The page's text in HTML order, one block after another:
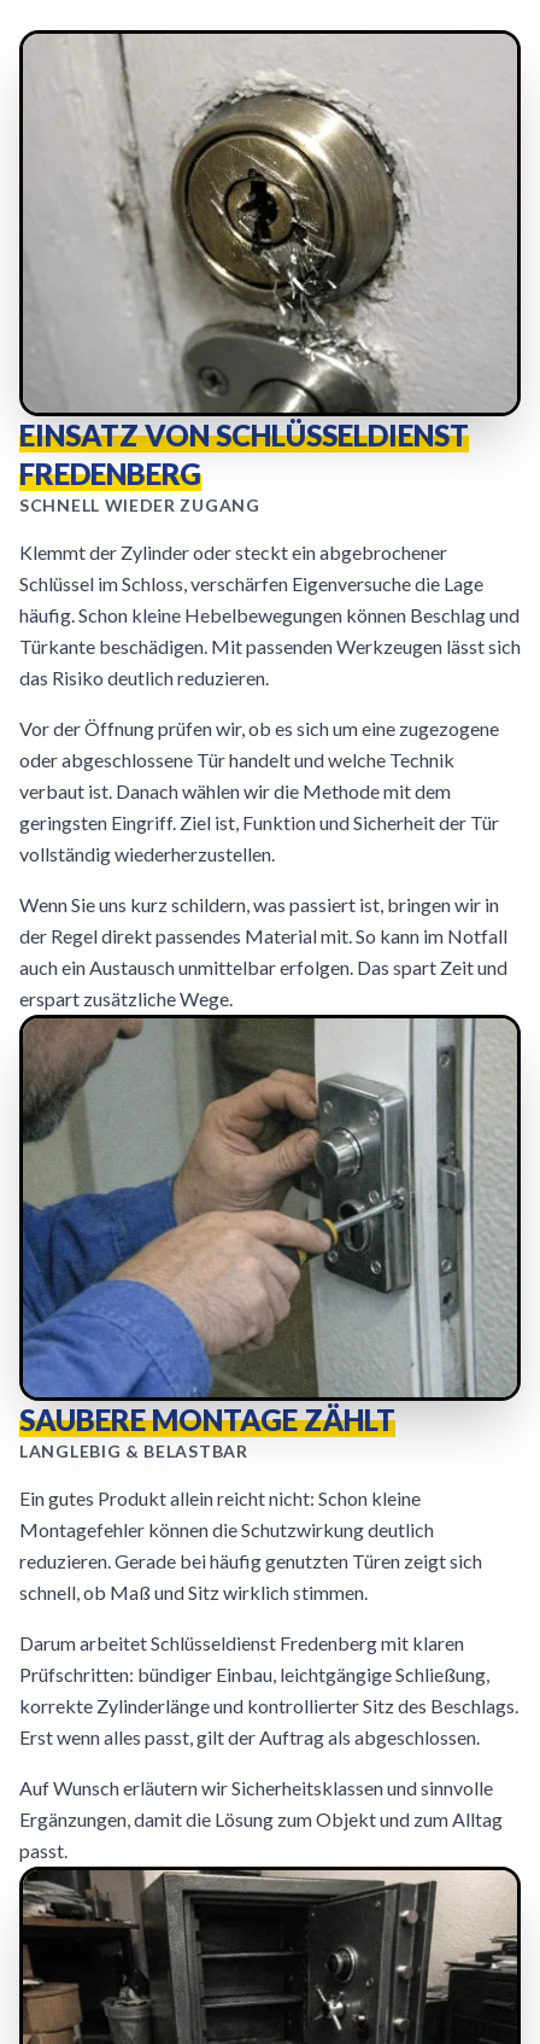
EINSATZ VON SCHLÜSSELDIENST
FREDENBERG
SCHNELL WIEDER ZUGANG
Klemmt der Zylinder oder steckt ein abgebrochener
Schlüssel im Schloss, verschärfen Eigenversuche die Lage
häufig. Schon kleine Hebelbewegungen können Beschlag und
Türkante beschädigen. Mit passenden Werkzeugen lässt sich
das Risiko deutlich reduzieren.
Vor der Öffnung prüfen wir, ob es sich um eine zugezogene
oder abgeschlossene Tür handelt und welche Technik
verbaut ist. Danach wählen wir die Methode mit dem
geringsten Eingriff. Ziel ist, Funktion und Sicherheit der Tür
vollständig wiederherzustellen.
Wenn Sie uns kurz schildern, was passiert ist, bringen wir in
der Regel direkt passendes Material mit. So kann im Notfall
auch ein Austausch unmittelbar erfolgen. Das spart Zeit und
erspart zusätzliche Wege.
SAUBERE MONTAGE ZÄHLT
LANGLEBIG & BELASTBAR
Ein gutes Produkt allein reicht nicht: Schon kleine
Montagefehler können die Schutzwirkung deutlich
reduzieren. Gerade bei häufig genutzten Türen zeigt sich
schnell, ob Maß und Sitz wirklich stimmen.
Darum arbeitet Schlüsseldienst Fredenberg mit klaren
Prüfschritten: bündiger Einbau, leichtgängige Schließung,
korrekte Zylinderlänge und kontrollierter Sitz des Beschlags.
Erst wenn alles passt, gilt der Auftrag als abgeschlossen.
Auf Wunsch erläutern wir Sicherheitsklassen und sinnvolle
Ergänzungen, damit die Lösung zum Objekt und zum Alltag
passt.